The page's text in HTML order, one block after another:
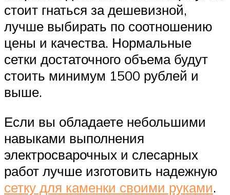
стоит гнаться за дешевизной,
лучше выбирать по соотношению
цены и качества. Нормальные
сетки достаточного объема будут
стоить минимум 1500 рублей и
выше.
Если вы обладаете небольшими
навыками выполнения
электросварочных и слесарных
работ лучше изготовить надежную
сетку для каменки своими руками.